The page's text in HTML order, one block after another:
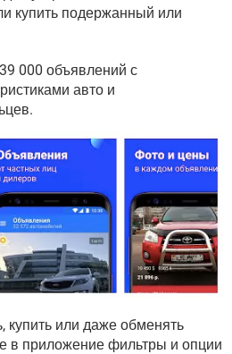
купить подержанный или
000 объявлений с
авто и
купить или даже обменять
в приложение фильтры и опции